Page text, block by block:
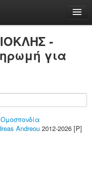
-
για
Andreou 2012-2026 [P]